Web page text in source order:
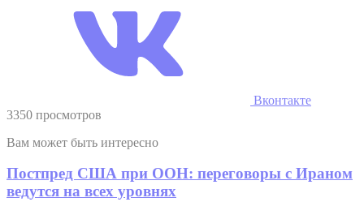
Вконтакте
3350 просмотров
Вам может быть интересно
Постпред США при ООН: переговоры с Ираном
ведутся на всех уровнях